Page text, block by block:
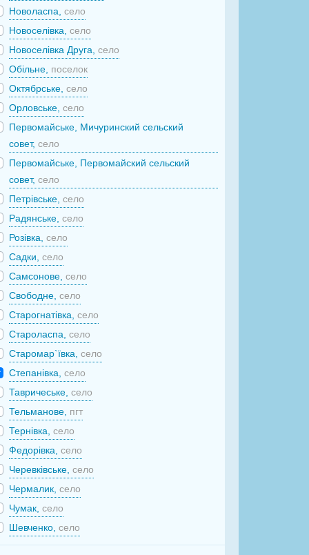
Новоласпа,село
Новоселівка,село
Новоселівка Друга,село
Обільне, поселок
Октябрське,село
Орловське,село
Первомайське, Мичуринский сельский
совет,село
Первомайське, Первомайский сельский
совет,село
Петрівське,село
Радянське,село
Розівка,село
Садки,село
Самсонове,село
Свободне,село
Старогнатівка,село
Староласпа,село
Старомар`ївка,село
Степанівка,село
Тавричеське,село
Тельманове, пгт
Тернівка,село
Федорівка,село
Черевківське,село
Чермалик,село
Чумак,село
Шевченко,село